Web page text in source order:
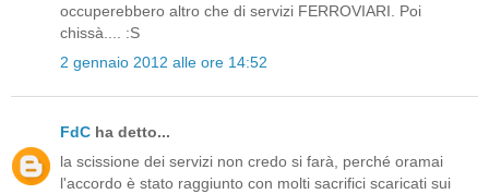
occuperebbero altro che di servizi FERROVIARI. Poi
chissà.... :S
2 gennaio 2012 alle ore 14:52
FdC ha detto...
la scissione dei servizi non credo si farà, perché oramai
l'accordo è stato raggiunto con molti sacrifici scaricati sui